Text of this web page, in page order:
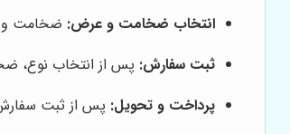
انتخاب ضخامت و عرض: ضخامت و
ثبت سفارش: پس از انتخاب نوع،
پرداخت و تحویل: پس از ثبت